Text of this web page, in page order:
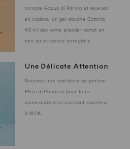
compte Acqua di Parma et recevez
en cadeau un gel douche Colonia
40 ml dès votre premier achat en
tant qu'utilisateur enregistré.
Une Délicate Attention
Recevez une miniature de parfum
Mirto di Panarea pour toute
commande d'un montant supérieur
à 180€.